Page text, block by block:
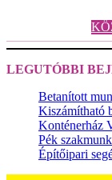
LEGUTÓBBI
Betanított
Kiszámítható
Konténerház
Pék
Építőipari